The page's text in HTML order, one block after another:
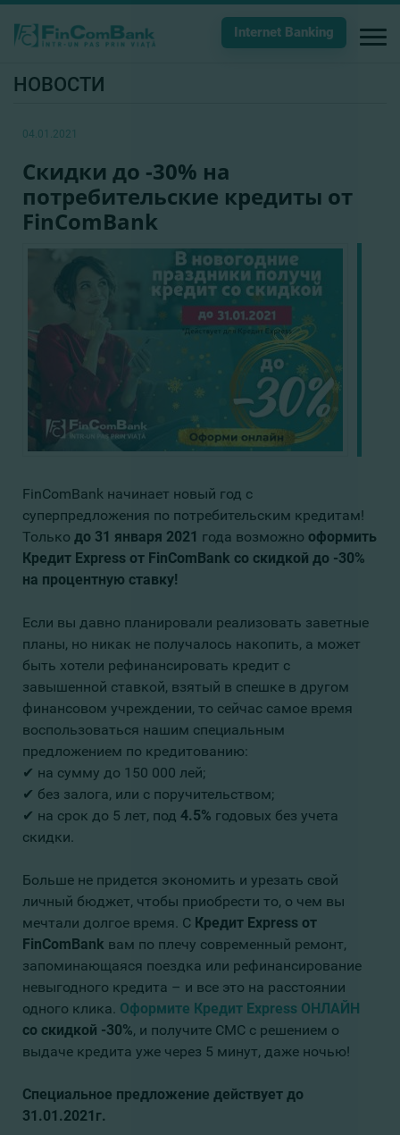
Internet Banking
НОВОСТИ
04.01.2021
Скидки до -30% на
потребительские кредиты от
FinComBank
FinComBank начинает новый год с
суперпредложения по потребительским кредитам!
Только до 31 января 2021 года возможно оформить
Кредит Express от FinComBank со скидкой до -30%
на процентную ставку!
Если вы давно планировали реализовать заветные
планы, но никак не получалось накопить, а может
быть хотели рефинансировать кредит с
завышенной ставкой, взятый в спешке в другом
финансовом учреждении, то сейчас самое время
воспользоваться нашим специальным
предложением по кредитованию:
✔ на сумму до 150 000 лей;
✔ без залога, или с поручительством;
✔ на срок до 5 лет, под 4.5% годовых без учета
скидки.
Больше не придется экономить и урезать свой
личный бюджет, чтобы приобрести то, о чем вы
мечтали долгое время. С Кредит Express от
FinComBank вам по плечу современный ремонт,
запоминающаяся поездка или рефинансирование
невыгодного кредита – и все это на расстоянии
одного клика. Оформите Кредит Express ОНЛАЙН
со скидкой -30%, и получите СМС с решением о
выдаче кредита уже через 5 минут, даже ночью!
Специальное предложение действует до
31.01.2021г.